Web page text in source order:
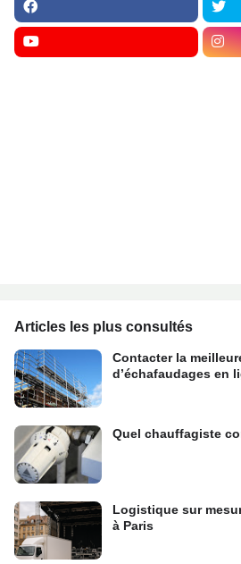
Articles les plus consultés
Contacter la
d’échafaudages en
Quel chauffagiste
Logistique sur
à Paris